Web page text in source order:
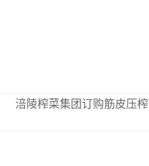
涪陵榨菜集团订购筋皮压榨